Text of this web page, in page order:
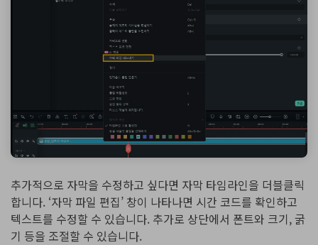
추가적으로 자막을 수정하고 싶다면 자막 타임라인을 더블클릭
합니다. ‘자막 파일 편집’ 창이 나타나면 시간 코드를 확인하고
텍스트를 수정할 수 있습니다. 추가로 상단에서 폰트와 크기, 굵
기 등을 조절할 수 있습니다.